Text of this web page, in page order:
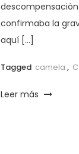
descompensación
confirmaba la
aquí […]
Tagged camela ,
Leer más